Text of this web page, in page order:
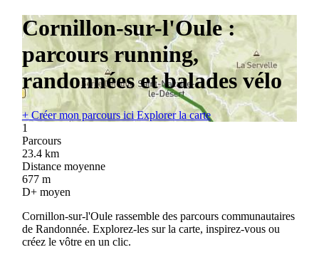
Cornillon-sur-l'Oule :
parcours running,
randonnées et balades vélo
+Créer mon parcours iciExplorer la carte
1
Parcours
23.4 km
Distance moyenne
677 m
D+ moyen
Cornillon-sur-l'Oule rassemble des parcours communautaires
de Randonnée. Explorez-les sur la carte, inspirez-vous ou
créez le vôtre en un clic.